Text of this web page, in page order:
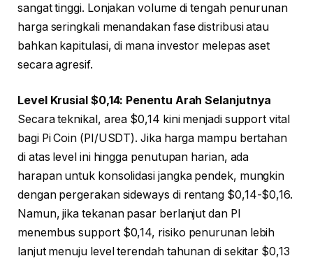
sangat tinggi. Lonjakan volume di tengah penurunan
harga seringkali menandakan fase distribusi atau
bahkan kapitulasi, di mana investor melepas aset
secara agresif.
Level Krusial $0,14: Penentu Arah Selanjutnya
Secara teknikal, area $0,14 kini menjadi support vital
bagi Pi Coin (PI/USDT). Jika harga mampu bertahan
di atas level ini hingga penutupan harian, ada
harapan untuk konsolidasi jangka pendek, mungkin
dengan pergerakan sideways di rentang $0,14-$0,16.
Namun, jika tekanan pasar berlanjut dan PI
menembus support $0,14, risiko penurunan lebih
lanjut menuju level terendah tahunan di sekitar $0,13